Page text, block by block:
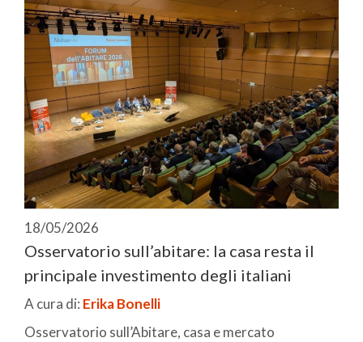
18/05/2026
Osservatorio sull’abitare: la casa resta il
principale investimento degli italiani
A cura di: Erika Bonelli
Osservatorio sull’Abitare, casa e mercato